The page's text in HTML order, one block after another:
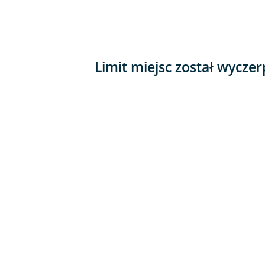
Limit miejsc został